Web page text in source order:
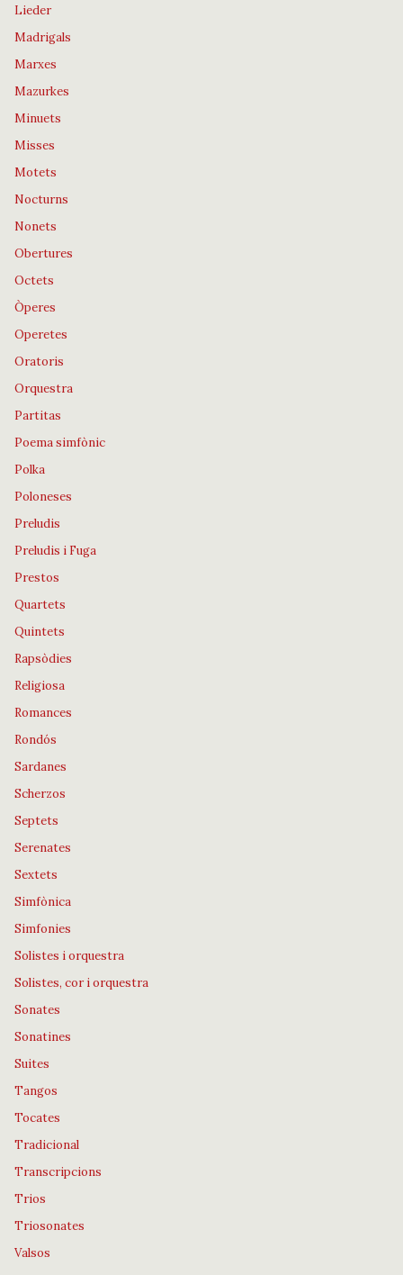
Lieder
Madrigals
Marxes
Mazurkes
Minuets
Misses
Motets
Nocturns
Nonets
Obertures
Octets
Òperes
Operetes
Oratoris
Orquestra
Partitas
Poema simfònic
Polka
Poloneses
Preludis
Preludis i Fuga
Prestos
Quartets
Quintets
Rapsòdies
Religiosa
Romances
Rondós
Sardanes
Scherzos
Septets
Serenates
Sextets
Simfònica
Simfonies
Solistes i orquestra
Solistes, cor i orquestra
Sonates
Sonatines
Suites
Tangos
Tocates
Tradicional
Transcripcions
Trios
Triosonates
Valsos